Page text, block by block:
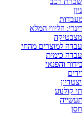
הליווי המלא
למוצרים מהחי
כימית
והפנאי
קולנוע